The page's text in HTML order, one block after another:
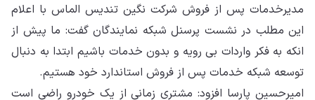
مدیرخدمات پس از فروش شرکت نگین تندیس الماس با اعلام
این مطلب در نشست پرسنل شبکه نمایندگان گفت: ما پیش از
انکه به فکر واردات بی رویه و بدون خدمات باشیم ابتدا به دنبال
توسعه شبکه خدمات پس از فروش استاندارد خود هستیم.
امیرحسین پارسا افزود: مشتری زمانی از یک خودرو راضی است